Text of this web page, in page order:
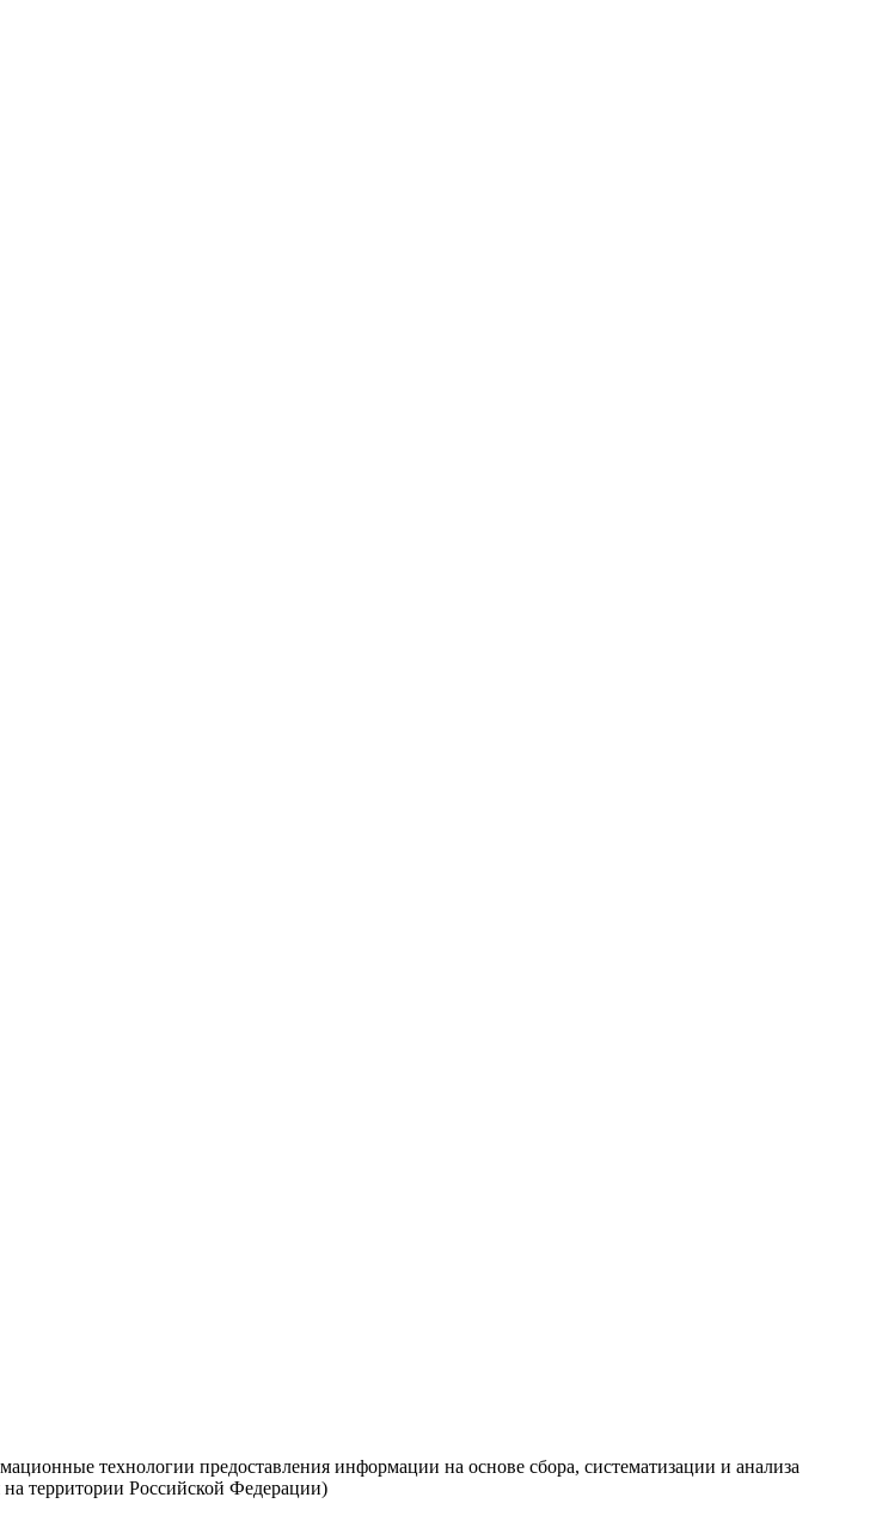
технологии предоставления информации на основе сбора, систематизации и анализа
территории Российской Федерации)